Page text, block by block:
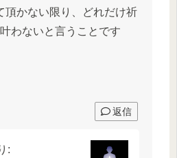
頂かない限り、どれだけ祈
わないと言うことです
返信
: